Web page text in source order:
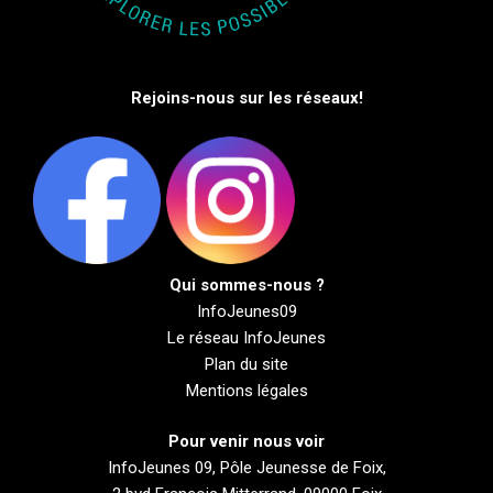
Rejoins-nous sur les réseaux!
Qui sommes-nous ?
InfoJeunes09
Le réseau InfoJeunes
Plan du site
Mentions légales
Pour venir nous voir
InfoJeunes 09, Pôle Jeunesse de Foix,